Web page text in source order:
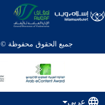
جميع الحقوق محفوظة © 2026 - 1998 لشبكة إسلام ويب
عربي